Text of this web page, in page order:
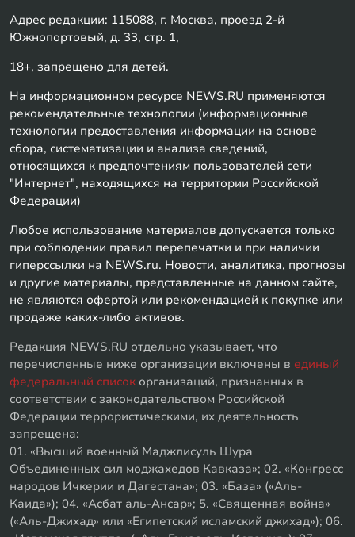
Адрес редакции: 115088, г. Москва, проезд 2-й
Южнопортовый, д. 33, стр. 1,
18+, запрещено для детей.
На информационном ресурсе NEWS.RU применяются
рекомендательные технологии (информационные
технологии предоставления информации на основе
сбора, систематизации и анализа сведений,
относящихся к предпочтениям пользователей сети
"Интернет", находящихся на территории Российской
Федерации)
Любое использование материалов допускается только
при соблюдении правил перепечатки и при наличии
гиперссылки на NEWS.ru. Новости, аналитика, прогнозы
и другие материалы, представленные на данном сайте,
не являются офертой или рекомендацией к покупке или
продаже каких-либо активов.
Редакция NEWS.RU отдельно указывает, что
перечисленные ниже организации включены в единый
федеральный список организаций, признанных в
соответствии с законодательством Российской
Федерации террористическими, их деятельность
запрещена:
01. «Высший военный Маджлисуль Шура
Объединенных сил моджахедов Кавказа»; 02. «Конгресс
народов Ичкерии и Дагестана»; 03. «База» («Аль-
Каида»); 04. «Асбат аль-Ансар»; 5. «Священная война»
(«Аль-Джихад» или «Египетский исламский джихад»); 06.